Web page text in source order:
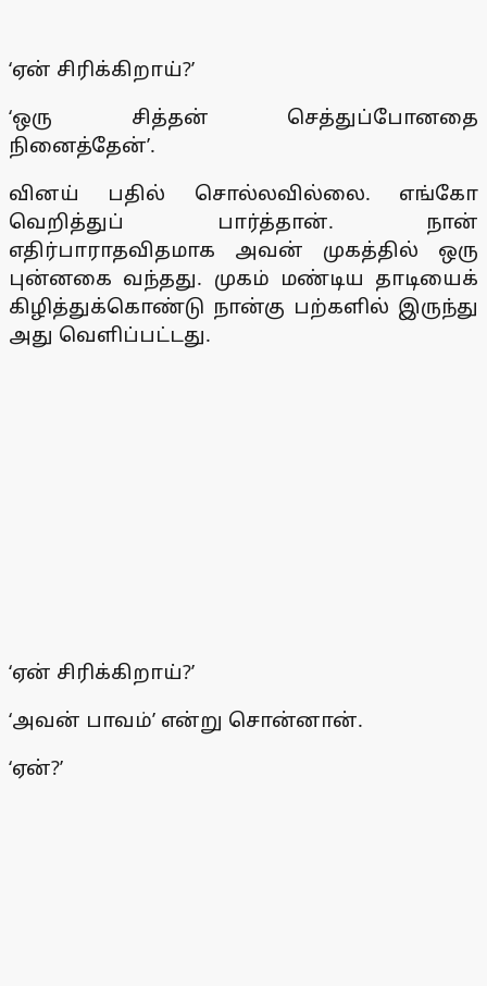
‘ஏன் சிரிக்கிறாய்?’
‘ஒரு சித்தன் செத்துப்போனதை
நினைத்தேன்’.
வினய் பதில் சொல்லவில்லை. எங்கோ
வெறித்துப் பார்த்தான். நான்
எதிர்பாராதவிதமாக அவன் முகத்தில் ஒரு
புன்னகை வந்தது. முகம் மண்டிய தாடியைக்
கிழித்துக்கொண்டு நான்கு பற்களில் இருந்து
அது வெளிப்பட்டது.
‘ஏன் சிரிக்கிறாய்?’
‘அவன் பாவம்’ என்று சொன்னான்.
‘ஏன்?’